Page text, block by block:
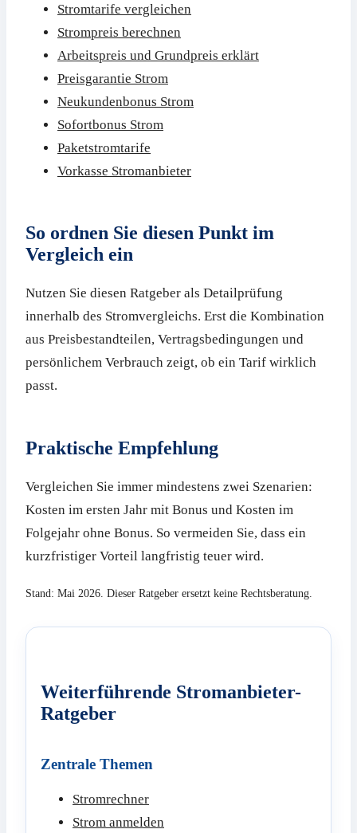
Stromtarife vergleichen
Strompreis berechnen
Arbeitspreis und Grundpreis erklärt
Preisgarantie Strom
Neukundenbonus Strom
Sofortbonus Strom
Paketstromtarife
Vorkasse Stromanbieter
So ordnen Sie diesen Punkt im
Vergleich ein
Nutzen Sie diesen Ratgeber als Detailprüfung
innerhalb des Stromvergleichs. Erst die Kombination
aus Preisbestandteilen, Vertragsbedingungen und
persönlichem Verbrauch zeigt, ob ein Tarif wirklich
passt.
Praktische Empfehlung
Vergleichen Sie immer mindestens zwei Szenarien:
Kosten im ersten Jahr mit Bonus und Kosten im
Folgejahr ohne Bonus. So vermeiden Sie, dass ein
kurzfristiger Vorteil langfristig teuer wird.
Stand: Mai 2026. Dieser Ratgeber ersetzt keine Rechtsberatung.
Weiterführende Stromanbieter-
Ratgeber
Zentrale Themen
Stromrechner
Strom anmelden